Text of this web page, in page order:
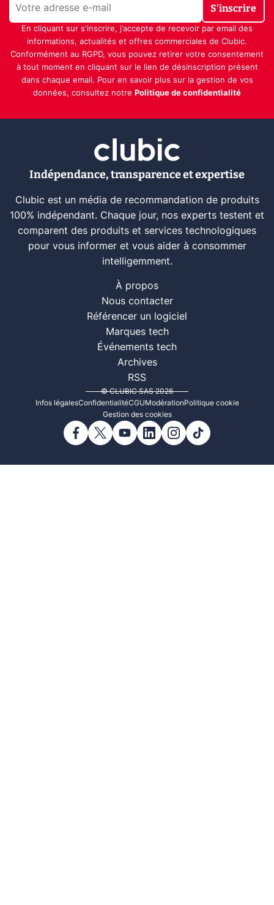
S'inscrire
En cliquant sur s'inscrire, j’accepte de recevoir par email des
informations, actualités et offres commerciales de Clubic.
Conformément au RGPD, vous pouvez retirer votre consentement
à tout moment en cliquant sur le lien de désinscription présent
dans chaque email. Pour en savoir plus sur la gestion de vos
données, consultez notre Politique de confidentialité
Indépendance, transparence et expertise
Clubic est un média de recommandation de produits
100% indépendant. Chaque jour, nos experts testent et
comparent des produits et services technologiques
pour vous informer et vous aider à consommer
intelligemment.
À propos
Nous contacter
Référencer un logiciel
Marques tech
Événements tech
Archives
RSS
© CLUBIC SAS 2026
Infos légalesConfidentialitéCGUModérationPolitique cookie
Gestion des cookies